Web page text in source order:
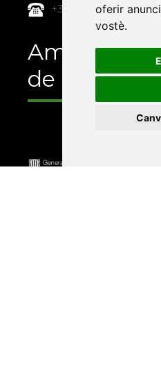
oferir
vostè.
+34 964 72 89 93
Amb el
de